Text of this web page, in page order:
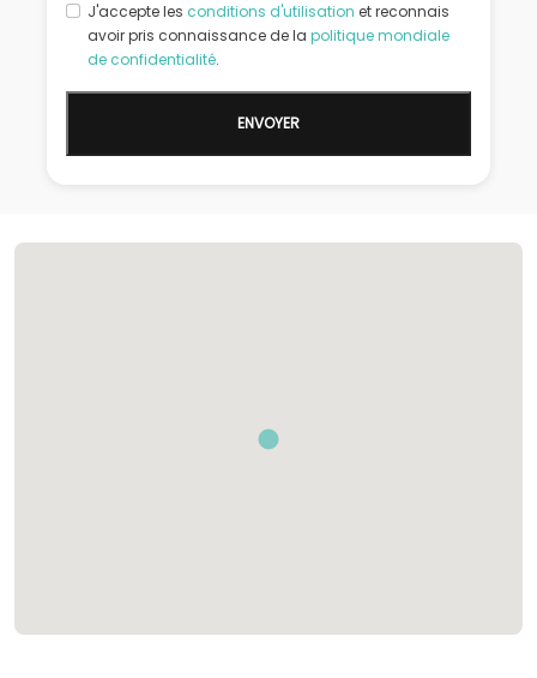
J'accepte les conditions d'utilisation et reconnais
avoir pris connaissance de la politique mondiale
de confidentialité.